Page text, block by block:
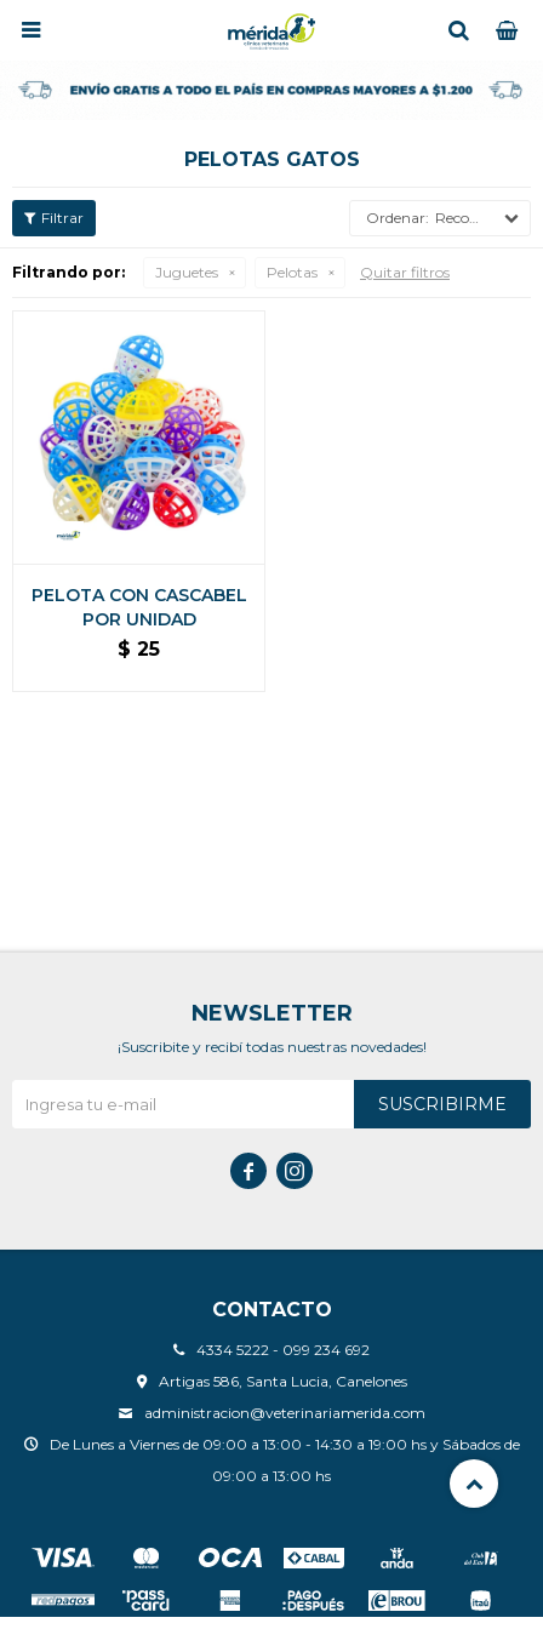

PELOTAS GATOS
Recomendados
Filtrando por: Juguetes Pelotas Quitar filtros
PELOTA CON CASCABEL
POR UNIDAD
$ 25
CONTACTO
4334 5222 - 099 234 692
Artigas 586, Santa Lucia, Canelones
administracion@veterinariamerida.com
De Lunes a Viernes de 09:00 a 13:00 - 14:30 a 19:00 hs y Sábados de
09:00 a 13:00 hs
NEWSLETTER
¡Suscribite y recibí todas nuestras novedades!
SUSCRIBIRME
 